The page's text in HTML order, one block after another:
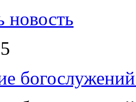
новость